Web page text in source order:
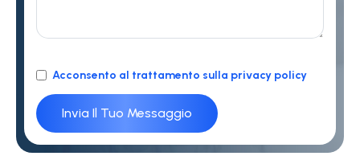
Acconsento al trattamento sulla privacy policy